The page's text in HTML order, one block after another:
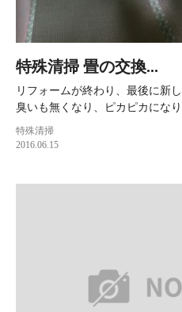
特殊清掃 畳の交換...
リフォームが終わり、最後に新
臭いも無くなり、ピカピカになり
特殊清掃
2016.06.15